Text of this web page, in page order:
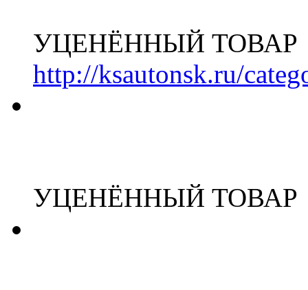
УЦЕНЁННЫЙ ТОВАР
http://ksautonsk.ru/
УЦЕНЁННЫЙ ТОВАР